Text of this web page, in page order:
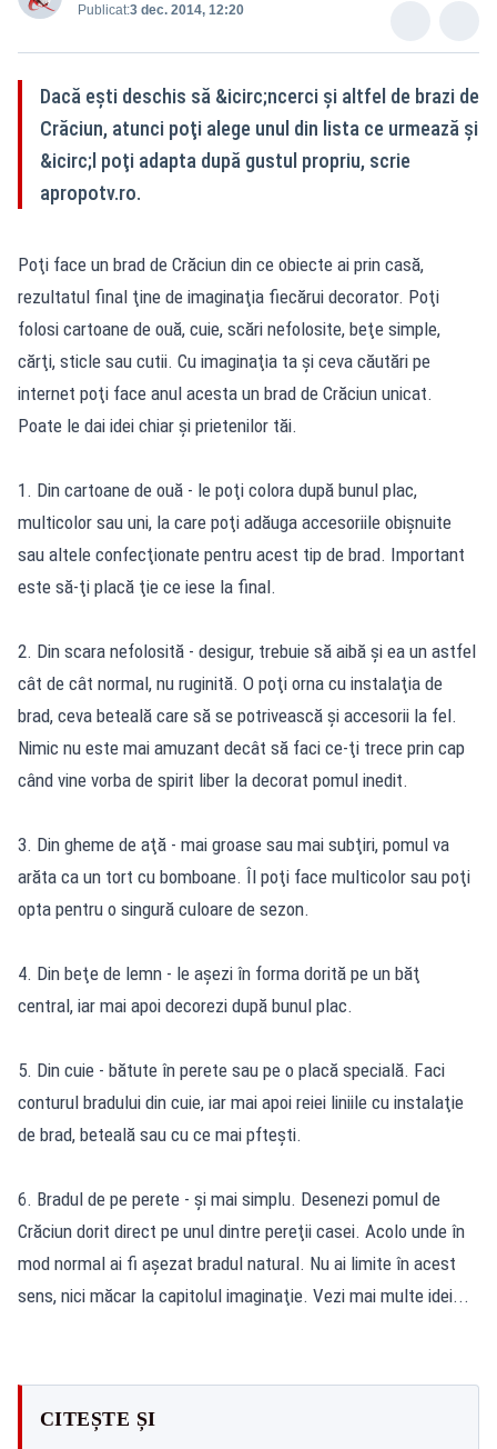
Publicat:3 dec. 2014, 12:20
Dacă eşti deschis să &icirc;ncerci şi altfel de brazi de
Crăciun, atunci poţi alege unul din lista ce urmează şi
&icirc;l poţi adapta după gustul propriu, scrie
apropotv.ro.
Poţi face un brad de Crăciun din ce obiecte ai prin casă,
rezultatul final ţine de imaginaţia fiecărui decorator. Poţi
folosi cartoane de ouă, cuie, scări nefolosite, beţe simple,
cărţi, sticle sau cutii. Cu imaginaţia ta şi ceva căutări pe
internet poţi face anul acesta un brad de Crăciun unicat.
Poate le dai idei chiar şi prietenilor tăi.
1. Din cartoane de ouă - le poţi colora după bunul plac,
multicolor sau uni, la care poţi adăuga accesoriile obişnuite
sau altele confecţionate pentru acest tip de brad. Important
este să-ţi placă ţie ce iese la final.
2. Din scara nefolosită - desigur, trebuie să aibă şi ea un astfel
cât de cât normal, nu ruginită. O poţi orna cu instalaţia de
brad, ceva beteală care să se potrivească şi accesorii la fel.
Nimic nu este mai amuzant decât să faci ce-ţi trece prin cap
când vine vorba de spirit liber la decorat pomul inedit.
3. Din gheme de aţă - mai groase sau mai subţiri, pomul va
arăta ca un tort cu bomboane. Îl poţi face multicolor sau poţi
opta pentru o singură culoare de sezon.
4. Din beţe de lemn - le aşezi în forma dorită pe un băţ
central, iar mai apoi decorezi după bunul plac.
5. Din cuie - bătute în perete sau pe o placă specială. Faci
conturul bradului din cuie, iar mai apoi reiei liniile cu instalaţie
de brad, beteală sau cu ce mai pfteşti.
6. Bradul de pe perete - şi mai simplu. Desenezi pomul de
Crăciun dorit direct pe unul dintre pereţii casei. Acolo unde în
mod normal ai fi aşezat bradul natural. Nu ai limite în acest
sens, nici măcar la capitolul imaginaţie. Vezi mai multe idei...
CITEȘTE ȘI